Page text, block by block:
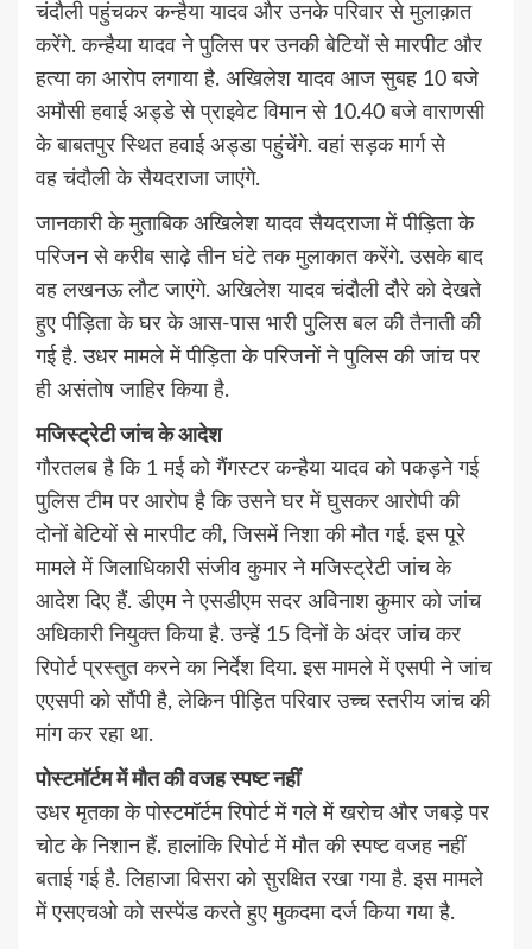
चंदौली पहुंचकर कन्हैया यादव और उनके परिवार से मुलाक़ात
करेंगे. कन्हैया यादव ने पुलिस पर उनकी बेटियों से मारपीट और
हत्या का आरोप लगाया है. अखिलेश यादव आज सुबह 10 बजे
अमौसी हवाई अड्डे से प्राइवेट विमान से 10.40 बजे वाराणसी
के बाबतपुर स्थित हवाई अड्डा पहुंचेंगे. वहां सड़क मार्ग से
वह चंदौली के सैयदराजा जाएंगे.
जानकारी के मुताबिक अखिलेश यादव सैयदराजा में पीड़िता के
परिजन से करीब साढ़े तीन घंटे तक मुलाकात करेंगे. उसके बाद
वह लखनऊ लौट जाएंगे. अखिलेश यादव चंदौली दौरे को देखते
हुए पीड़िता के घर के आस-पास भारी पुलिस बल की तैनाती की
गई है. उधर मामले में पीड़िता के परिजनों ने पुलिस की जांच पर
ही असंतोष जाहिर किया है.
मजिस्ट्रेटी जांच के आदेश
गौरतलब है कि 1 मई को गैंगस्टर कन्हैया यादव को पकड़ने गई
पुलिस टीम पर आरोप है कि उसने घर में घुसकर आरोपी की
दोनों बेटियों से मारपीट की, जिसमें निशा की मौत गई. इस पूरे
मामले में जिलाधिकारी संजीव कुमार ने मजिस्ट्रेटी जांच के
आदेश दिए हैं. डीएम ने एसडीएम सदर अविनाश कुमार को जांच
अधिकारी नियुक्त किया है. उन्हें 15 दिनों के अंदर जांच कर
रिपोर्ट प्रस्तुत करने का निर्देश दिया. इस मामले में एसपी ने जांच
एएसपी को सौंपी है, लेकिन पीड़ित परिवार उच्च स्तरीय जांच की
मांग कर रहा था.
पोस्टमॉर्टम में मौत की वजह स्पष्ट नहीं
उधर मृतका के पोस्टमॉर्टम रिपोर्ट में गले में खरोच और जबड़े पर
चोट के निशान हैं. हालांकि रिपोर्ट में मौत की स्पष्ट वजह नहीं
बताई गई है. लिहाजा विसरा को सुरक्षित रखा गया है. इस मामले
में एसएचओ को सस्पेंड करते हुए मुकदमा दर्ज किया गया है.